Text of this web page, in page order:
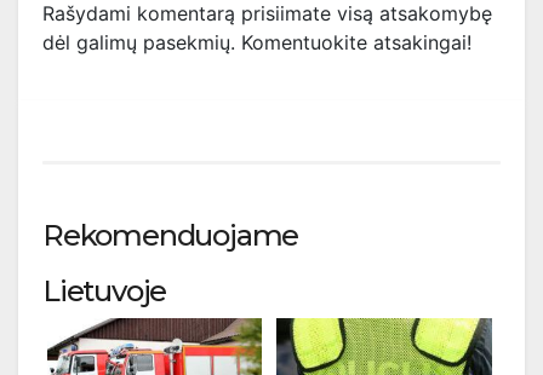
Rašydami komentarą prisiimate visą atsakomybę
dėl galimų pasekmių. Komentuokite atsakingai!
Rekomenduojame
Lietuvoje